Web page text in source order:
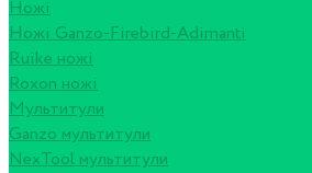
Ножі
Ножі Ganzo-Firebird-Adimanti
Ruike ножі
Roxon ножi
Мультитули
Ganzo мультитули
NexTool мультитули